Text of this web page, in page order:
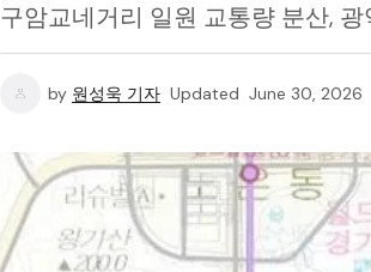
구암교네거리 일원 교통량 분산,
by 원성욱 기자 Updated June 30, 2026